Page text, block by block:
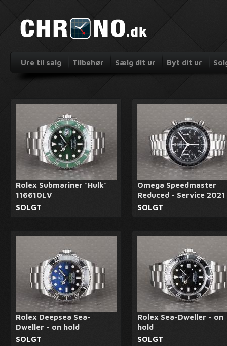
Ure til salg Tilbehør Sælg dit ur Byt dit ur
Rolex Submariner "Hulk"
116610LV
SOLGT
Omega Speedmaster
Reduced - Service 2021
SOLGT
Rolex Deepsea Sea-
Dweller - on hold
SOLGT
Rolex Sea-Dweller - on
hold
SOLGT